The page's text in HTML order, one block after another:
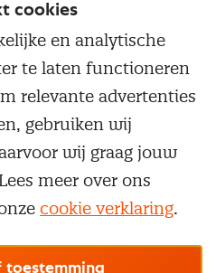
Onzealgemene
cookies
en analytische
te laten functioneren
relevante advertenties
gebruiken wij
wij graag jouw
meer over ons
cookie verklaring.
toestemming